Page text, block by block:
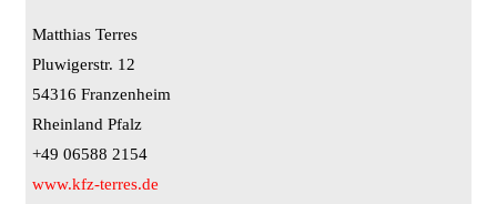
Matthias Terres
Pluwigerstr. 12
54316 Franzenheim
Rheinland Pfalz
+49 06588 2154
www.kfz-terres.de